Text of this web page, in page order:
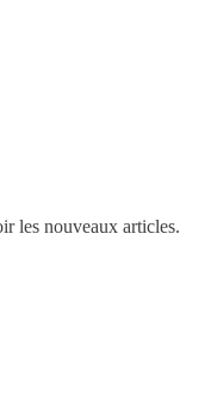
les nouveaux articles.